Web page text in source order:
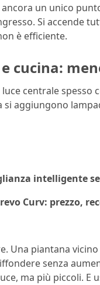
ancora un unico
Si accende
è efficiente.
cucina:
centrale
si aggiungono
intelligente
Curv: prezzo,
Una piantana
senza
ma più piccoli. E